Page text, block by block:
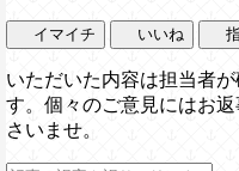
イマイチ いいね
いただいた内容は担当者
す。個々のご意見にはお
さいませ。